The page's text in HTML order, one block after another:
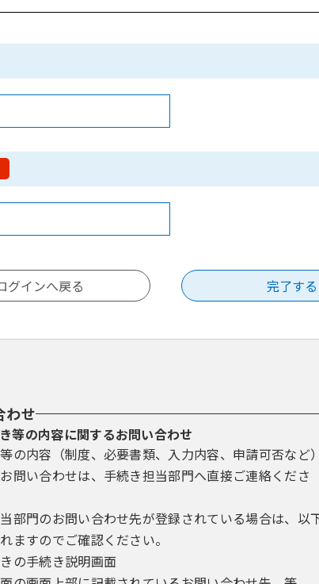
わせ
等の内容に関するお問い合わせ
の内容（制度、必要書類、入力内容、申請可否など）
問い合わせは、手続き担当部門へ直接ご連絡くださ
部門のお問い合わせ先が登録されている場合は、以
ますのでご確認ください。
の手続き説明画面